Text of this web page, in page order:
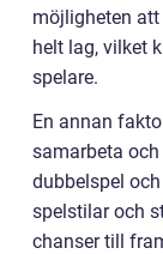
möjligheten att
helt lag, vilket
spelare.
En annan
samarbeta
dubbelspel
spelstilar och
chanser till